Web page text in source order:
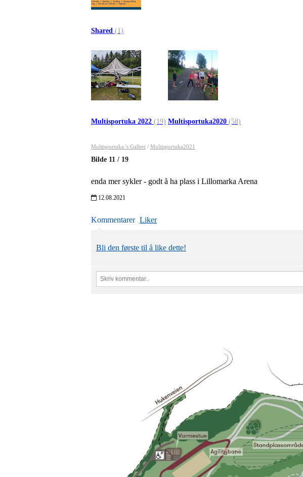
Shared (1)
Multisportuka 2022 (19) Multisportuka2020 (58)
Multisportuka 's Galleri / Multisportuka2021
Bilde 11 / 19
enda mer sykler - godt å ha plass i Lillomarka Arena
12.08.2021
Kommentarer Liker
Bli den første til å like dette!